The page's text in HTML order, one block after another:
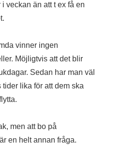
veckan än att t ex få en
vinner ingen
Möjligtvis att det blir
Sedan har man väl
lika för att dem ska
men att bo på
en helt annan fråga.